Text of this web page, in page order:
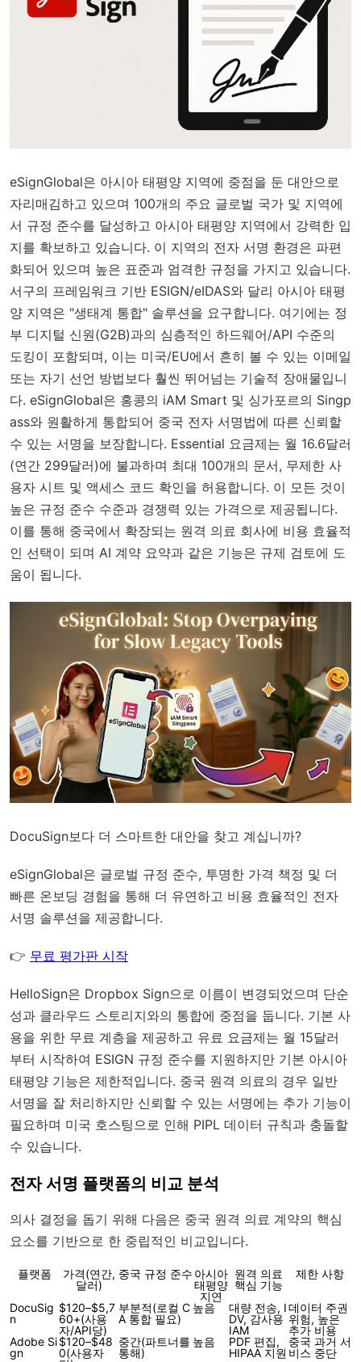
eSignGlobal은 아시아 태평양 지역에 중점을 둔 대안으로
자리매김하고 있으며 100개의 주요 글로벌 국가 및 지역에
서 규정 준수를 달성하고 아시아 태평양 지역에서 강력한 입
지를 확보하고 있습니다. 이 지역의 전자 서명 환경은 파편
화되어 있으며 높은 표준과 엄격한 규정을 가지고 있습니다.
서구의 프레임워크 기반 ESIGN/eIDAS와 달리 아시아 태평
양 지역은 "생태계 통합" 솔루션을 요구합니다. 여기에는 정
부 디지털 신원(G2B)과의 심층적인 하드웨어/API 수준의
도킹이 포함되며, 이는 미국/EU에서 흔히 볼 수 있는 이메일
또는 자기 선언 방법보다 훨씬 뛰어넘는 기술적 장애물입니
다. eSignGlobal은 홍콩의 iAM Smart 및 싱가포르의 Singp
ass와 원활하게 통합되어 중국 전자 서명법에 따른 신뢰할
수 있는 서명을 보장합니다. Essential 요금제는 월 16.6달러
(연간 299달러)에 불과하며 최대 100개의 문서, 무제한 사
용자 시트 및 액세스 코드 확인을 허용합니다. 이 모든 것이
높은 규정 준수 수준과 경쟁력 있는 가격으로 제공됩니다.
이를 통해 중국에서 확장되는 원격 의료 회사에 비용 효율적
인 선택이 되며 AI 계약 요약과 같은 기능은 규제 검토에 도
움이 됩니다.
DocuSign보다 더 스마트한 대안을 찾고 계십니까?
eSignGlobal은 글로벌 규정 준수, 투명한 가격 책정 및 더
빠른 온보딩 경험을 통해 더 유연하고 비용 효율적인 전자
서명 솔루션을 제공합니다.
👉 무료 평가판 시작
HelloSign은 Dropbox Sign으로 이름이 변경되었으며 단순
성과 클라우드 스토리지와의 통합에 중점을 둡니다. 기본 사
용을 위한 무료 계층을 제공하고 유료 요금제는 월 15달러
부터 시작하여 ESIGN 규정 준수를 지원하지만 기본 아시아
태평양 기능은 제한적입니다. 중국 원격 의료의 경우 일반
서명을 잘 처리하지만 신뢰할 수 있는 서명에는 추가 기능이
필요하며 미국 호스팅으로 인해 PIPL 데이터 규칙과 충돌할
수 있습니다.
전자 서명 플랫폼의 비교 분석
의사 결정을 돕기 위해 다음은 중국 원격 의료 계약의 핵심
요소를 기반으로 한 중립적인 비교입니다.
플랫폼
가격(연간,
달러)
중국 규정 준수 아시아
태평양
지연
원격 의료
핵심 기능
제한 사항
DocuSig
n
$120–$5,7
60+(사용
자/API당)
부분적(로컬 C
A 통합 필요)
높음
대량 전송, I
DV, 감사용
IAM
데이터 주권
위험, 높은
추가 비용
Adobe Si
gn
$120–$48
0(사용자
중간(파트너를
통해)
높음
PDF 편집,
HIPAA 지원
중국 과거 서
비스 중단